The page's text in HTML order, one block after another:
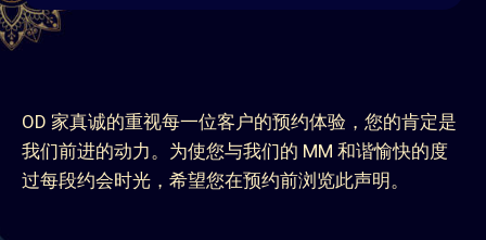
OD 家真诚的重视每一位客户的预约体验，您的肯定是
我们前进的动力。为使您与我们的 MM 和谐愉快的度
过每段约会时光，希望您在预约前浏览此声明。